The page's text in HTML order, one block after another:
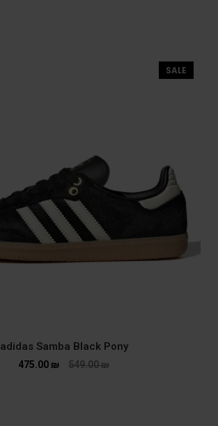
SALE
adidas Samba Black Pony
549.00₪
475.00 ₪